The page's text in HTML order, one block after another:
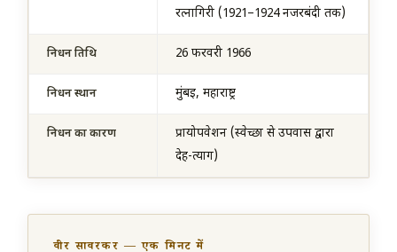
रत्नागिरी (1921–1924 नजरबंदी तक)
निधन तिथि 26 फरवरी 1966
निधन स्थान मुंबई, महाराष्ट्र
निधन का कारण
प्रायोपवेशन (स्वेच्छा से उपवास द्वारा
देह-त्याग)
वीर सावरकर — एक मिनट में